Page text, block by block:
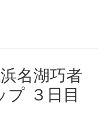
名湖巧者
プ ３日目